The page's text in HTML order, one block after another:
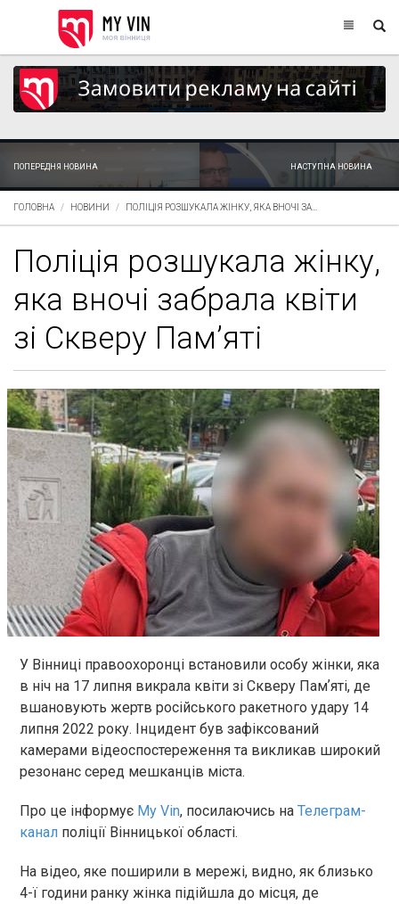
ПОПЕРЕДНЯ НОВИНА НАСТУПНА НОВИНА
ГОЛОВНА НОВИНИ ПОЛІЦІЯ РОЗШУКАЛА ЖІНКУ, ЯКА ВНОЧІ ЗА...
Поліція розшукала жінку,
яка вночі забрала квіти
зі Скверу Пам’яті
У Вінниці правоохоронці встановили особу жінки, яка
в ніч на 17 липня викрала квіти зі Скверу Памʼяті, де
вшановують жертв російського ракетного удару 14
липня 2022 року. Інцидент був зафіксований
камерами відеоспостереження та викликав широкий
резонанс серед мешканців міста.
Про це інформує My Vin, посилаючись на Телеграм-
канал поліції Вінницької області.
На відео, яке поширили в мережі, видно, як близько
4-ї години ранку жінка підійшла до місця, де